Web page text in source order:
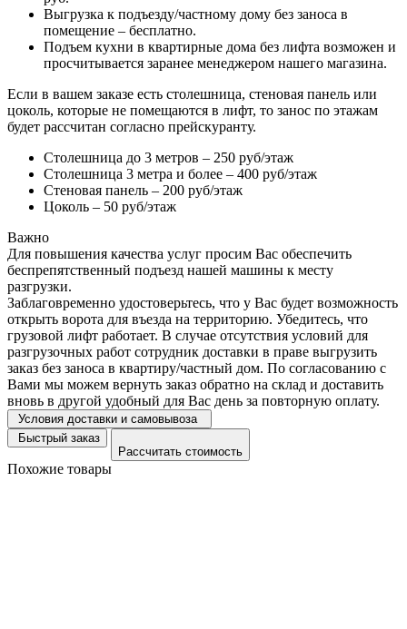
Выгрузка к подъезду/частному дому без заноса в
помещение – бесплатно.
Подъем кухни в квартирные дома без лифта возможен и
просчитывается заранее менеджером нашего магазина.
Если в вашем заказе есть столешница, стеновая панель или
цоколь, которые не помещаются в лифт, то занос по этажам
будет рассчитан согласно прейскуранту.
Столешница до 3 метров – 250 руб/этаж
Столешница 3 метра и более – 400 руб/этаж
Стеновая панель – 200 руб/этаж
Цоколь – 50 руб/этаж
Важно
Для повышения качества услуг просим Вас обеспечить
беспрепятственный подъезд нашей машины к месту
разгрузки.
Заблаговременно удостоверьтесь, что у Вас будет возможность
открыть ворота для въезда на территорию. Убедитесь, что
грузовой лифт работает. В случае отсутствия условий для
разгрузочных работ сотрудник доставки в праве выгрузить
заказ без заноса в квартиру/частный дом. По согласованию с
Вами мы можем вернуть заказ обратно на склад и доставить
вновь в другой удобный для Вас день за повторную оплату.
Условия доставки и самовывоза
Быстрый заказ
Рассчитать стоимость
Похожие товары